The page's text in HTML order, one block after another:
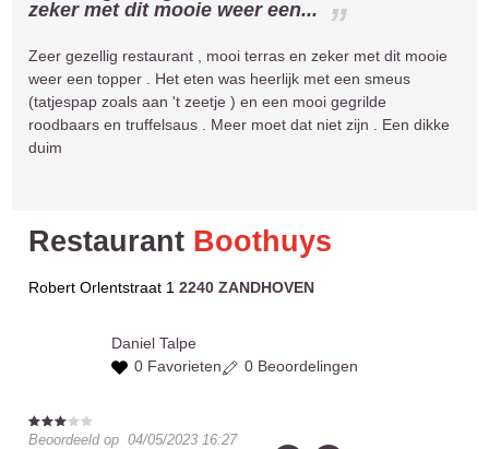
zeker met dit mooie weer een...
Zeer gezellig restaurant , mooi terras en zeker met dit mooie
weer een topper . Het eten was heerlijk met een smeus
(tatjespap zoals aan 't zeetje ) en een mooi gegrilde
roodbaars en truffelsaus . Meer moet dat niet zijn . Een dikke
duim
Restaurant Boothuys
Robert Orlentstraat 12240 ZANDHOVEN
Daniel Talpe
0 Favorieten
0 Beoordelingen
Beoordeeld op04/05/2023 16:27